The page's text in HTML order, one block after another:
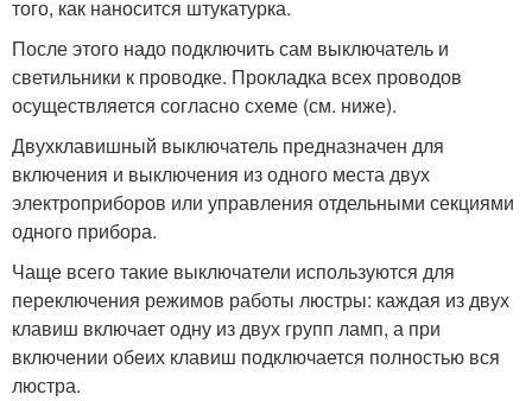
того, как наносится штукатурка.
После этого надо подключить сам выключатель и
светильники к проводке. Прокладка всех проводов
осуществляется согласно схеме (см. ниже).
Двухклавишный выключатель предназначен для
включения и выключения из одного места двух
электроприборов или управления отдельными секциями
одного прибора.
Чаще всего такие выключатели используются для
переключения режимов работы люстры: каждая из двух
клавиш включает одну из двух групп ламп, а при
включении обеих клавиш подключается полностью вся
люстра.